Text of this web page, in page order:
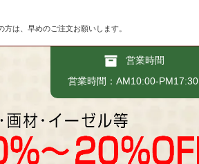
は、早めのご注文お願いします。
営業時間
営業時間：AM10:00-PM17:30